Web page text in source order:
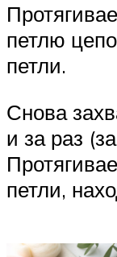
петлю
петли.
Снова
и за раз
петли,